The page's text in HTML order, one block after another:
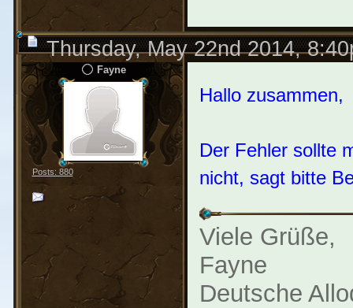
Thursday, May 22nd 2014,
Fayne
Posts: 880
Hallo zusammen,
Der Fehler sollte
nicht, sagt bitte
Viele Grüße,
Fayne
Deutsche